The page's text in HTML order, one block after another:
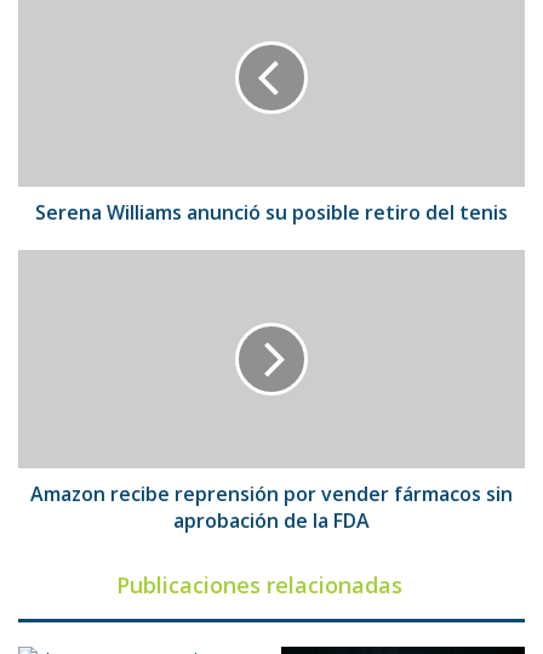
Serena Williams anunció su posible retiro del tenis
de
Amazon recibe reprensión por vender fármacos sin
aprobación de la FDA
Publicaciones relacionadas